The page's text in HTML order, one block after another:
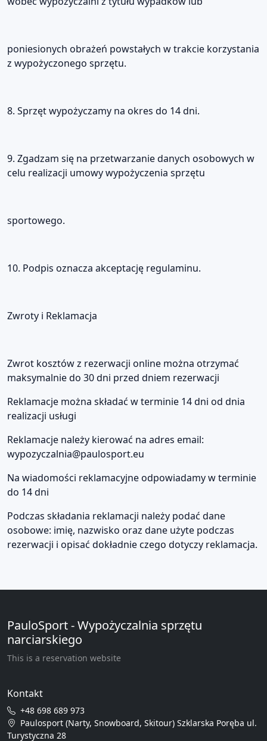
poniesionych obrażeń powstałych w trakcie korzystania
z wypożyczonego sprzętu.
8. Sprzęt wypożyczamy na okres do 14 dni.
9. Zgadzam się na przetwarzanie danych osobowych w
celu realizacji umowy wypożyczenia sprzętu
sportowego.
10. Podpis oznacza akceptację regulaminu.
Zwroty i Reklamacja
Zwrot kosztów z rezerwacji online można otrzymać
maksymalnie do 30 dni przed dniem rezerwacji
Reklamacje można składać w terminie 14 dni od dnia
realizacji usługi
Reklamacje należy kierować na adres email:
wypozyczalnia@paulosport.eu
Na wiadomości reklamacyjne odpowiadamy w terminie
do 14 dni
Podczas składania reklamacji należy podać dane
osobowe: imię, nazwisko oraz dane użyte podczas
rezerwacji i opisać dokładnie czego dotyczy reklamacja.
PauloSport - Wypożyczalnia sprzętu
narciarskiego
This is a reservation website
Kontakt
+48 698 689 973
Paulosport (Narty, Snowboard, Skitour) Szklarska Poręba ul.
Turystyczna 28